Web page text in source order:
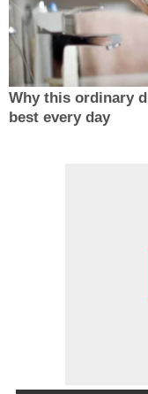
Why this ordinary
best every day